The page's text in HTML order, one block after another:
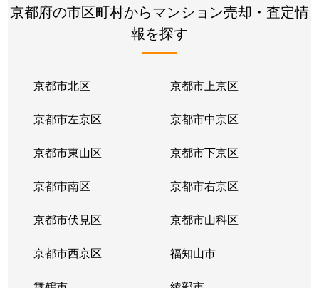
京都府の市区町村からマンション売却・査定情
報を探す
京都市北区 京都市上京区
京都市左京区 京都市中京区
京都市東山区 京都市下京区
京都市南区 京都市右京区
京都市伏見区 京都市山科区
京都市西京区 福知山市